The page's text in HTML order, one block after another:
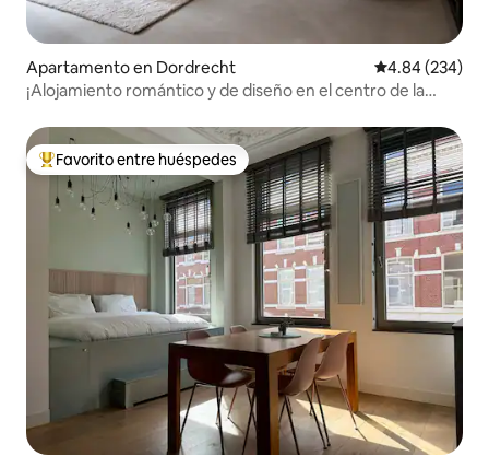
Apartamento en Dordrecht Calificación
4.84 (234)
¡Alojamiento romántico y de diseño en el centro de la
Favorito entre huéspedes preferido
Favorito entre huéspedes